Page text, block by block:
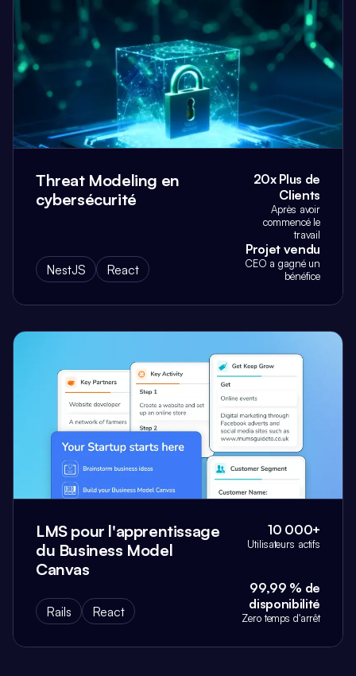
Threat Modeling en
cybersécurité
NestJS React
20x Plus de
Clients
Après avoir
commencé le
travail
Projet vendu
CEO a gagné un
bénéfice
LMS pour l'apprentissage
du Business Model
Canvas
Rails React
10 000+
Utilisateurs actifs
99,99 % de
disponibilité
Zero temps d'arrêt